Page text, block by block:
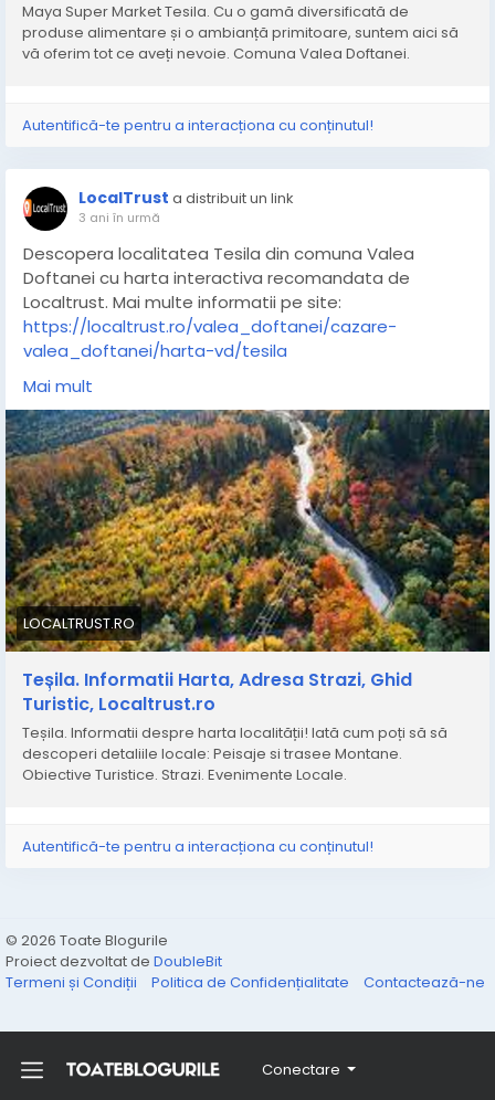
Conectare
Maya Super Market Tesila. Cu o gamă diversificată de
produse alimentare și o ambianță primitoare, suntem aici să
vă oferim tot ce aveți nevoie. Comuna Valea Doftanei.
Autentifică-te pentru a interacționa cu conținutul!
LocalTrust a distribuit un link
3 ani în urmă
Descopera localitatea Tesila din comuna Valea
Doftanei cu harta interactiva recomandata de
Localtrust. Mai multe informatii pe site:
https://localtrust.ro/valea_doftanei/cazare-
valea_doftanei/harta-vd/tesila
#tesila#tesilaprahova
#informatiitesila#tesilalocaltrust#ghidtesila
#tesilaromania#adresetesila#recomandare
#site
#link
Mai mult
LOCALTRUST.RO
Teșila. Informatii Harta, Adresa Strazi, Ghid
Turistic, Localtrust.ro
Teșila. Informatii despre harta localității! Iată cum poți să să
descoperi detaliile locale: Peisaje si trasee Montane.
Obiective Turistice. Strazi. Evenimente Locale.
Autentifică-te pentru a interacționa cu conținutul!
© 2026 Toate Blogurile
Proiect dezvoltat de DoubleBit
Termeni și Condiții
Politica de Confidențialitate Contactează-ne